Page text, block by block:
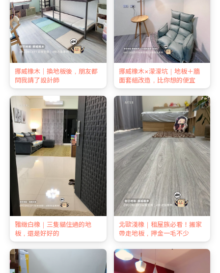
挪威橡木｜換地板後，朋友都
問我請了設計師
挪威橡木×濛濛坑｜地板＋牆
面套組改造，比你想的便宜
雅緻白橡｜三隻貓住過的地
板，還是好好的
北歐淺橡｜租屋族必看！搬家
帶走地板，押金一毛不少